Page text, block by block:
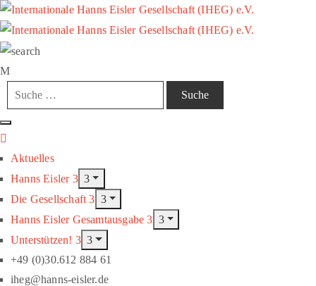
Aktuelles
Hanns Eisler
Die Gesellschaft
Hanns Eisler Gesamtausgabe
Unterstützen!
+49 (0)30.612 884 61
iheg@hanns-eisler.de